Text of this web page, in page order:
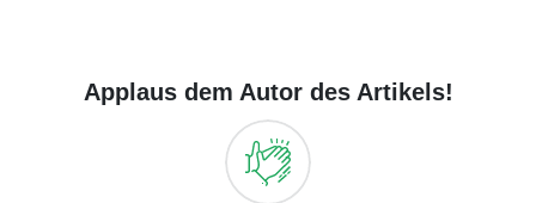
Applaus dem Autor des Artikels!